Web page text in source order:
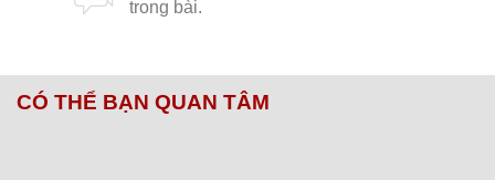
CÓ THỂ BẠN QUAN TÂM